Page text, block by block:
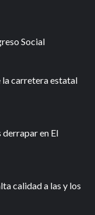
Social
la carretera estatal
en El
calidad a las y los